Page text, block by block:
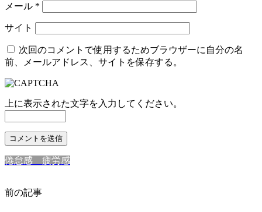
メール *
サイト
次回のコメントで使用するためブラウザーに自分の名
前、メールアドレス、サイトを保存する。
上に表示された文字を入力してください。
倦怠感 疲労感
前の記事